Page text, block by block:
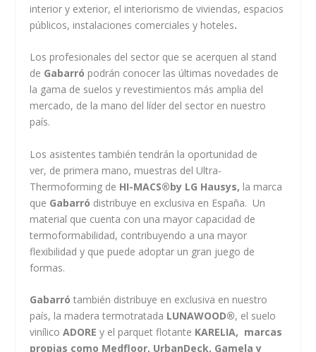
interior y exterior, el interiorismo de viviendas, espacios
públicos, instalaciones comerciales y hoteles.
Los profesionales del sector que se acerquen al stand
de Gabarró podrán conocer las últimas novedades de
la gama de suelos y revestimientos más amplia del
mercado, de la mano del líder del sector en nuestro
país.
Los asistentes también tendrán la oportunidad de
ver, de primera mano, muestras del Ultra-
Thermoforming de HI-MACS®by LG Hausys, la marca
que Gabarró distribuye en exclusiva en España. Un
material que cuenta con una mayor capacidad de
termoformabilidad, contribuyendo a una mayor
flexibilidad y que puede adoptar un gran juego de
formas.
Gabarrótambién distribuye en exclusiva en nuestro
país, la madera termotratada LUNAWOOD®, el suelo
vinílicoADORE y el parquet flotante KARELIA, marcas
propias como Medfloor, UrbanDeck, Gamela y